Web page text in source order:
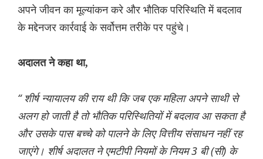
अपने जीवन का मूल्यांकन करे और भौतिक परिस्थिति में बदलाव
के मद्देनजर कार्रवाई के सर्वोत्तम तरीके पर पहुंचे।
अदालत ने कहा था,
“ शीर्ष न्यायालय की राय थी कि जब एक महिला अपने साथी से
अलग हो जाती है तो भौतिक परिस्थितियों में बदलाव आ सकता है
और उसके पास बच्चे को पालने के लिए वित्तीय संसाधन नहीं रह
जाएंगे। शीर्ष अदालत ने एमटीपी नियमों के नियम 3 बी (सी) के